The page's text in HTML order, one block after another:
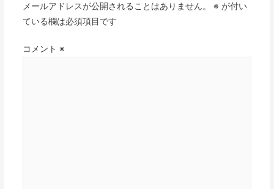
メールアドレスが公開されることはありません。 ※ が付い
ている欄は必須項目です
コメント ※